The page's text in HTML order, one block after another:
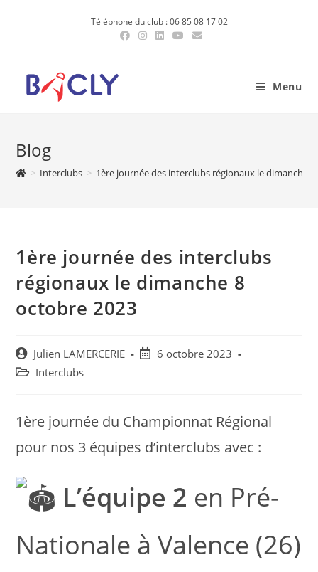
Téléphone du club : 06 85 08 17 02
Menu
Blog
> Interclubs > 1ère journée des interclubs régionaux le dimanche
1ère journée des interclubs
régionaux le dimanche 8
octobre 2023
Post
author:
Julien LAMERCERIE
Post6 octobre 2023
Post Interclubs
1ère journée du Championnat Régional
pour nos 3 équipes d’interclubs avec :
L’équipe 2 en Pré-
Nationale à Valence (26)